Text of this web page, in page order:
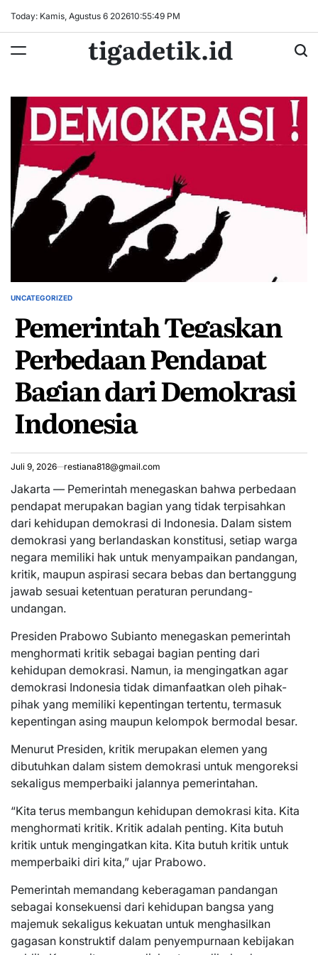
Today: Kamis, Agustus 6 202610:55:50 PM
tigadetik.id
POSTED
UNCATEGORIZED
Pemerintah Tegaskan
Perbedaan Pendapat
Bagian dari Demokrasi
Indonesia
Juli 9, 2026 restiana818@gmail.com
Jakarta — Pemerintah menegaskan bahwa perbedaan
pendapat merupakan bagian yang tidak terpisahkan
dari kehidupan demokrasi di Indonesia. Dalam sistem
demokrasi yang berlandaskan konstitusi, setiap warga
negara memiliki hak untuk menyampaikan pandangan,
kritik, maupun aspirasi secara bebas dan bertanggung
jawab sesuai ketentuan peraturan perundang-
undangan.
Presiden Prabowo Subianto menegaskan pemerintah
menghormati kritik sebagai bagian penting dari
kehidupan demokrasi. Namun, ia mengingatkan agar
demokrasi Indonesia tidak dimanfaatkan oleh pihak-
pihak yang memiliki kepentingan tertentu, termasuk
kepentingan asing maupun kelompok bermodal besar.
Menurut Presiden, kritik merupakan elemen yang
dibutuhkan dalam sistem demokrasi untuk mengoreksi
sekaligus memperbaiki jalannya pemerintahan.
“Kita terus membangun kehidupan demokrasi kita. Kita
menghormati kritik. Kritik adalah penting. Kita butuh
kritik untuk mengingatkan kita. Kita butuh kritik untuk
memperbaiki diri kita,” ujar Prabowo.
Pemerintah memandang keberagaman pandangan
sebagai konsekuensi dari kehidupan bangsa yang
majemuk sekaligus kekuatan untuk menghasilkan
gagasan konstruktif dalam penyempurnaan kebijakan